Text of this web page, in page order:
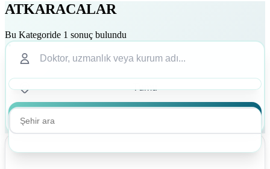
ATKARACALAR
Bu Kategoride 1 sonuç bulundu